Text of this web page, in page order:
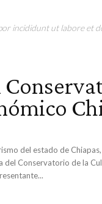
incididunt ut labore et
del estado de
del Conservatorio de la